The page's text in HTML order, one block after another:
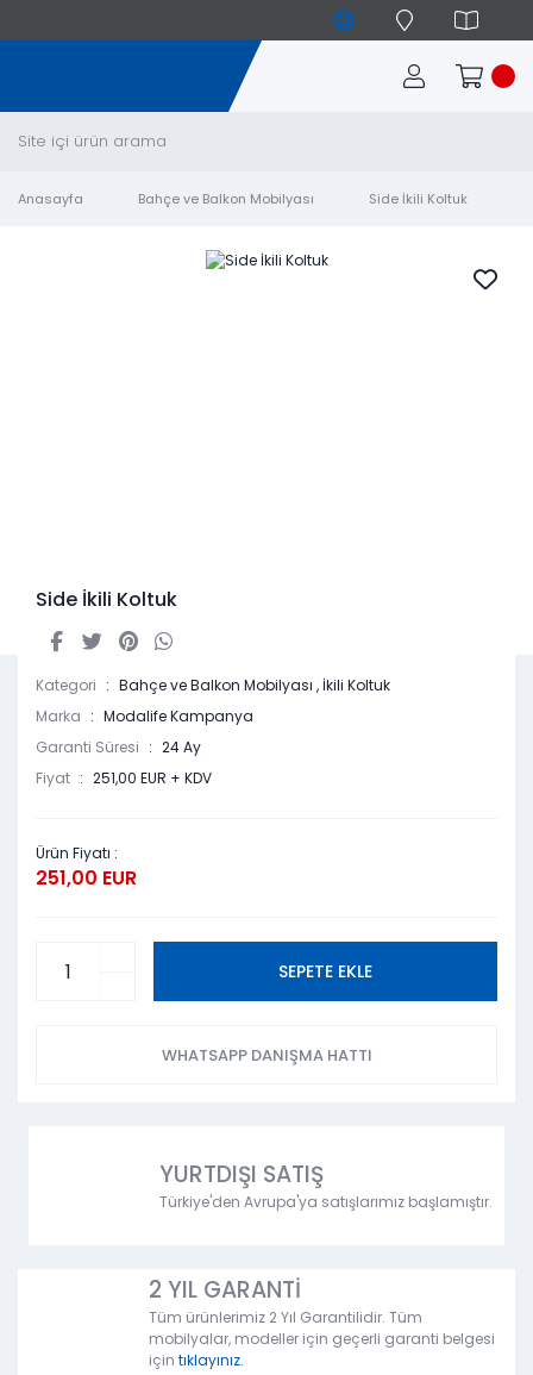
Anasayfa Bahçe ve Balkon Mobilyası Side İkili Koltuk
Side İkili Koltuk
Kategori Bahçe ve Balkon Mobilyası , İkili Koltuk
Marka
Modalife Kampanya
Garanti Süresi
24 Ay
Fiyat
251,00 EUR + KDV
Ürün Fiyatı :
251,00 EUR
SEPETE EKLE
WHATSAPP DANIŞMA HATTI
YURTDIŞI SATIŞ
Türkiye'den Avrupa'ya satışlarımız başlamıştır.
2 YIL GARANTİ
Tüm ürünlerimiz 2 Yıl Garantilidir. Tüm
mobilyalar, modeller için geçerli garanti belgesi
için tıklayınız.